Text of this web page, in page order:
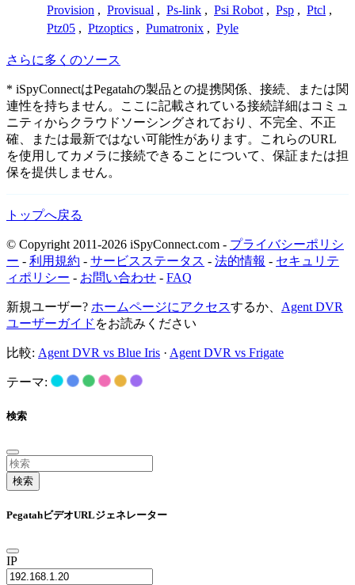
Provision , Provisual , Ps-link , Psi Robot , Psp , Ptcl ,
Ptz05 , Ptzoptics , Pumatronix , Pyle
さらに多くのソース
* iSpyConnectはPegatahの製品との提携関係、接続、または関
連性を持ちません。ここに記載されている接続詳細はコミュ
ニティからクラウドソーシングされており、不完全、不正
確、または最新ではない可能性があります。これらのURL
を使用してカメラに接続できることについて、保証または担
保を提供しません。
トップへ戻る
© Copyright 2011-2026 iSpyConnect.com - プライバシーポリシ
ー - 利用規約 - サービスステータス - 法的情報 - セキュリテ
ィポリシー - お問い合わせ - FAQ
新規ユーザー? ホームページにアクセスするか、 Agent DVR
ユーザーガイド をお読みください
比較: Agent DVR vs Blue Iris · Agent DVR vs Frigate
テーマ:
検索
検索
PegatahビデオURLジェネレーター
IP